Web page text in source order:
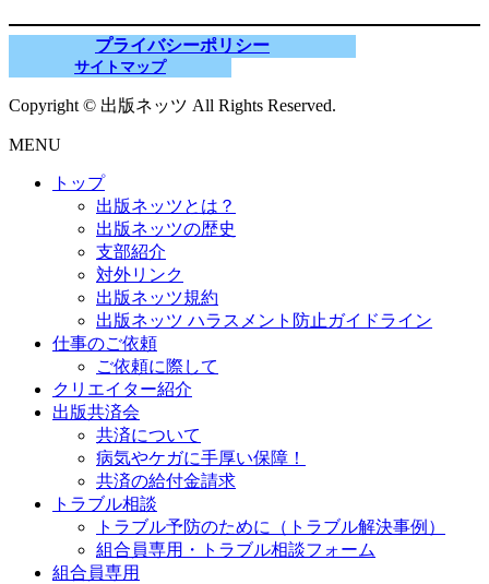
プライバシーポリシー
サイトマップ
Copyright © 出版ネッツ All Rights Reserved.
MENU
トップ
出版ネッツとは？
出版ネッツの歴史
支部紹介
対外リンク
出版ネッツ規約
出版ネッツ ハラスメント防止ガイドライン
仕事のご依頼
ご依頼に際して
クリエイター紹介
出版共済会
共済について
病気やケガに手厚い保障！
共済の給付金請求
トラブル相談
トラブル予防のために（トラブル解決事例）
組合員専用・トラブル相談フォーム
組合員専用